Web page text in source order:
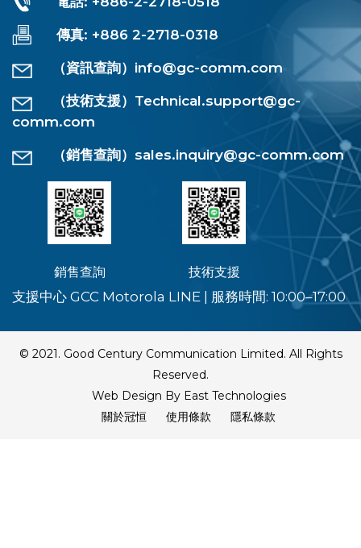
傳真: +886 2-2718-0318
（資訊查詢） info@gc-comm.com
（技術支援） Technical.support@gc-
comm.com
（銷售查詢） sales.inquiry@gc-comm.com
銷售查詢 技術支援
支援中心 GCC Motorola LINE | 服務時間: 10:00–17:00
© 2021. Good Century Communication Limited. All Rights
Reserved.
Web Design By East Technologies
關於冠恒
使用條款 隱私條款